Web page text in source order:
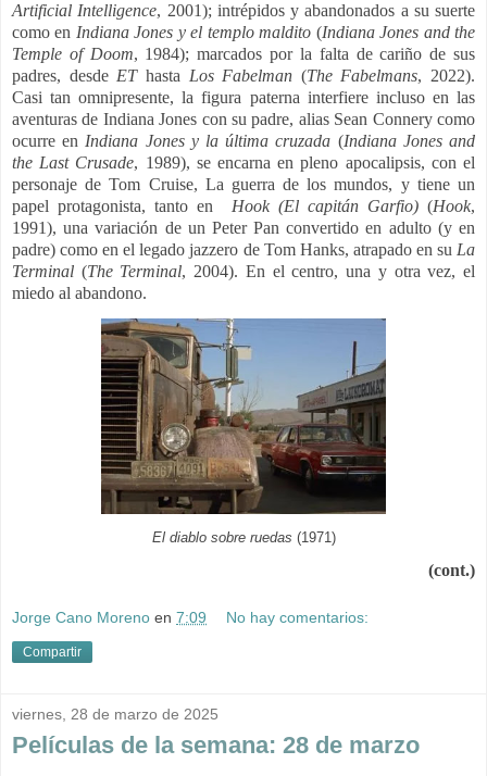
Artificial Intelligence, 2001); intrépidos y abandonados a su suerte
como en Indiana Jones y el templo maldito (Indiana Jones and the
Temple of Doom, 1984); marcados por la falta de cariño de sus
padres, desde ET hasta Los Fabelman (The Fabelmans, 2022).
Casi tan omnipresente, la figura paterna interfiere incluso en las
aventuras de Indiana Jones con su padre, alias Sean Connery como
ocurre en Indiana Jones y la última cruzada (Indiana Jones and
the Last Crusade, 1989), se encarna en pleno apocalipsis, con el
personaje de Tom Cruise, La guerra de los mundos, y tiene un
papel protagonista, tanto en Hook (El capitán Garfio) (Hook,
1991), una variación de un Peter Pan convertido en adulto (y en
padre) como en el legado jazzero de Tom Hanks, atrapado en su La
Terminal (The Terminal, 2004). En el centro, una y otra vez, el
miedo al abandono.
El diablo sobre ruedas (1971)
(cont.)
Jorge Cano Moreno en 7:09 No hay comentarios:
Compartir
viernes, 28 de marzo de 2025
Películas de la semana: 28 de marzo